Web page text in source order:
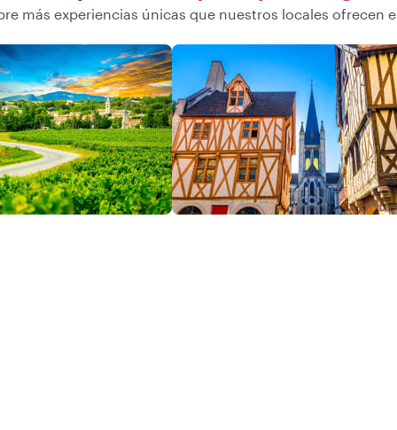
más experiencias únicas que nuestros locales ofrecen